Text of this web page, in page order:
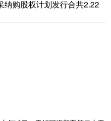
纳购股权计划发行合共2.22